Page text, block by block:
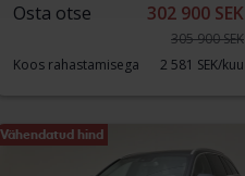
Osta otse 302 900 SEK
305 900 SEK
Koos rahastamisega
2 581 SEK/kuu
Vähendatud hind